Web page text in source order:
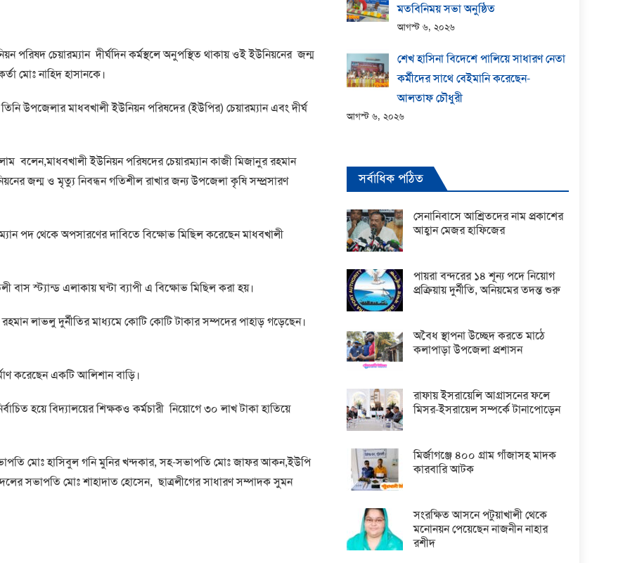
পরিষদ চেয়ারম্যান দীর্ঘদিন কর্মস্থলে অনুপস্থিত থাকায় ওই ইউনিয়নের জন্ম
মোঃ নাহিদ হাসানকে।
উপজেলার মাধবখালী ইউনিয়ন পরিষদের (ইউপির) চেয়ারম্যান এবং দীর্ঘ
বলেন,মাধবখালী ইউনিয়ন পরিষদের চেয়ারম্যান কাজী মিজানুর রহমান
জন্ম ও মৃত্যু নিবন্ধন গতিশীল রাখার জন্য উপজেলা কৃষি সম্প্রসারণ
পদ থেকে অপসারণের দাবিতে বিক্ষোভ মিছিল করেছেন মাধবখালী
স্ট্যান্ড এলাকায় ঘন্টা ব্যাপী এ বিক্ষোভ মিছিল করা হয়।
লাভলু দুর্নীতির মাধ্যমে কোটি কোটি টাকার সম্পদের পাহাড় গড়েছেন।
করেছেন একটি আলিশান বাড়ি।
হয়ে বিদ্যালয়ের শিক্ষকও কর্মচারী নিয়োগে ৩০ লাখ টাকা হাতিয়ে
মোঃ হাসিবুল গনি মুনির খন্দকার, সহ-সভাপতি মোঃ জাফর আকন,ইউপি
সভাপতি মোঃ শাহাদাত হোসেন, ছাত্রলীগের সাধারণ সম্পাদক সুমন
মতবিনিময় সভা অনুষ্ঠিত
আগস্ট ৬, ২০২৬
শেখ হাসিনা বিদেশে পালিয়ে সাধারণ নেতা
কর্মীদের সাথে বেইমানি করেছেন-
আলতাফ চৌধুরী
আগস্ট ৬, ২০২৬
সর্বাধিক পঠিত
সেনানিবাসে আশ্রিতদের নাম প্রকাশের
আহ্বান মেজর হাফিজের
পায়রা বন্দরের ১৪ শূন্য পদে নিয়োগ
প্রক্রিয়ায় দুর্নীতি, অনিয়মের তদন্ত শুরু
অবৈধ স্থাপনা উচ্ছেদ করতে মাঠে
কলাপাড়া উপজেলা প্রশাসন
রাফায় ইসরায়েলি আগ্রাসনের ফলে
মিসর-ইসরায়েল সম্পর্কে টানাপোড়েন
মির্জাগঞ্জে ৪০০ গ্রাম গাঁজাসহ মাদক
কারবারি আটক
সংরক্ষিত আসনে পটুয়াখালী থেকে
মনোনয়ন পেয়েছেন নাজনীন নাহার
রশীদ